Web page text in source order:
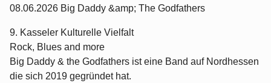
08.06.2026 Big Daddy &amp; The Godfathers
9. Kasseler Kulturelle Vielfalt
Rock, Blues and more
Big Daddy & the Godfathers ist eine Band auf Nordhessen
die sich 2019 gegründet hat.